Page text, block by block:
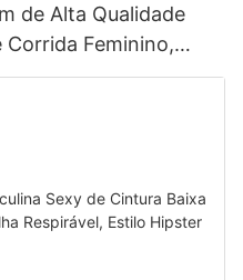
de Alta Qualidade
Corrida Feminino,
para